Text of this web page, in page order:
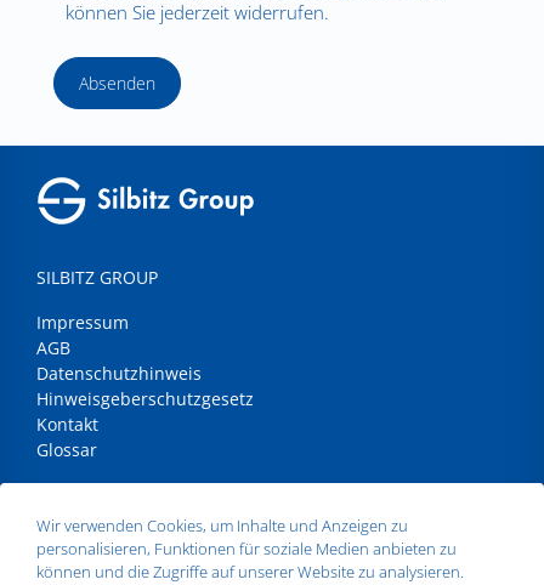
können Sie jederzeit widerrufen.
Absenden
SILBITZ GROUP
Impressum
AGB
Datenschutzhinweis
Hinweisgeberschutzgesetz
Kontakt
Glossar
ANSCHRIFT
Silbitz Group GmbH
Wir verwenden Cookies, um Inhalte und Anzeigen zu
personalisieren, Funktionen für soziale Medien anbieten zu
können und die Zugriffe auf unserer Website zu analysieren.